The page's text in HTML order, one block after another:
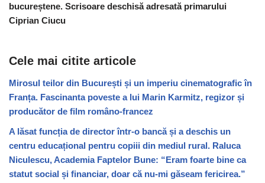
bucureștene. Scrisoare deschisă adresată primarului
Ciprian Ciucu
Cele mai citite articole
Mirosul teilor din București și un imperiu cinematografic în
Franța. Fascinanta poveste a lui Marin Karmitz, regizor și
producător de film româno-francez
A lăsat funcția de director într-o bancă și a deschis un
centru educațional pentru copiii din mediul rural. Raluca
Niculescu, Academia Faptelor Bune: “Eram foarte bine ca
statut social și financiar, doar că nu-mi găseam fericirea.”